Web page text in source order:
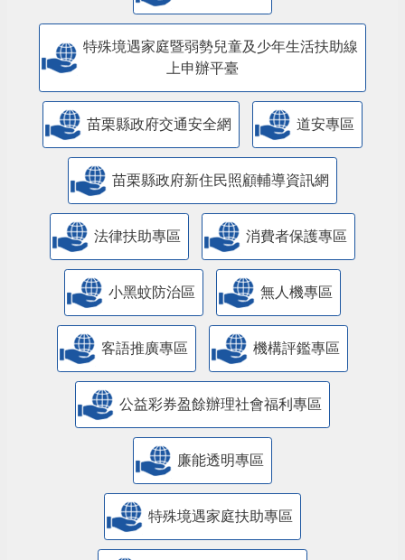
特殊境遇家庭暨弱勢兒童及少年生活扶助線
上申辦平臺
苗栗縣政府交通安全網 道安專區
苗栗縣政府新住民照顧輔導資訊網
法律扶助專區 消費者保護專區
小黑蚊防治區 無人機專區
客語推廣專區 機構評鑑專區
公益彩券盈餘辦理社會福利專區
廉能透明專區
特殊境遇家庭扶助專區